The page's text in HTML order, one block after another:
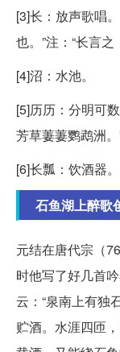
[3]长：放声歌唱
也。”注：“长言
[4]沼：水池。
[5]历历：分明可
芳草萋萋鹦鹉洲。
[6]长瓢：饮酒器。
石鱼湖上醉歌
元结在唐代宗（
时他写了好几首
云：“泉南上有独
贮酒。水涯四匝